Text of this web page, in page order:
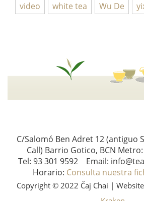
video
white tea Wu De
C/Salomó Ben Adret 12 (antiguo
Call) Barrio Gotico, BCN
Tel: 93 301 9592 Email:
Horario: Consulta nuestra
Copyright © 2022 Čaj Chai |